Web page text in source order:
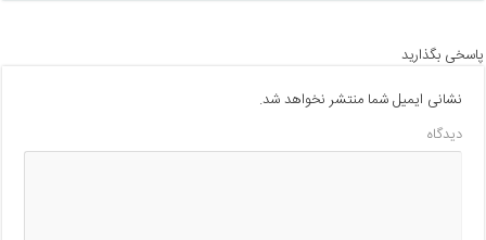
پاسخی بگذارید
نشانی ایمیل شما منتشر نخواهد شد.
دیدگاه